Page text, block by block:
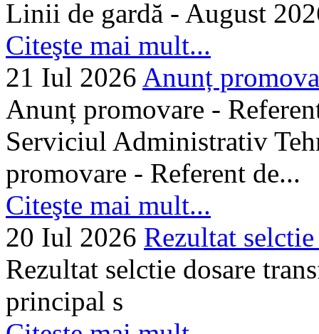
Linii de gardă - August
Citeşte mai mult...
21 Iul 2026 Anunț
Anunț promovare -
Serviciul Administrativ
promovare - Referent de...
Citeşte mai mult...
20 Iul 2026 Rezultat
Rezultat selctie dosare
principal s